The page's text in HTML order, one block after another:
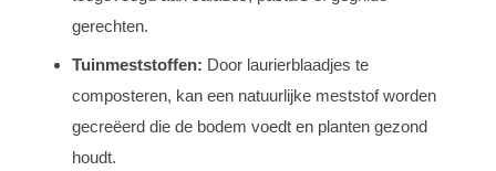
gerechten.
Tuinmeststoffen: Door laurierblaadjes te
composteren, kan een natuurlijke meststof worden
gecreëerd die de bodem voedt en planten gezond
houdt.